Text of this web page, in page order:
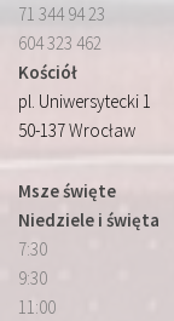
71 344 94 23
604 323 462
Kościół
pl. Uniwersytecki 1
50-137 Wrocław
Msze święte
Niedziele i święta
7:30
9:30
11:00